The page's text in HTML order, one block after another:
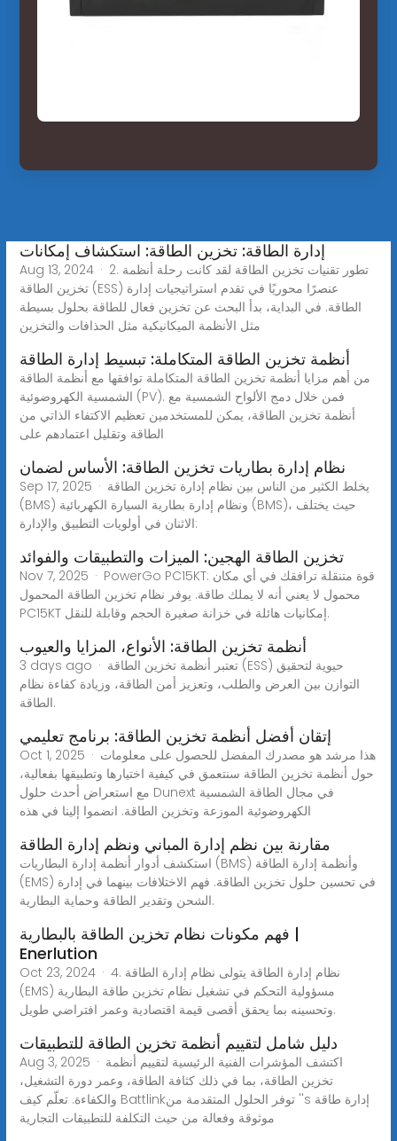
إدارة الطاقة: تخزين الطاقة: استكشاف إمكانات
Aug 13, 2024 · 2. تطور تقنيات تخزين الطاقة لقد كانت رحلة أنظمة
تخزين الطاقة (ESS) عنصرًا محوريًا في تقدم استراتيجيات إدارة
الطاقة. في البداية، بدأ البحث عن تخزين فعال للطاقة بحلول بسيطة
مثل الأنظمة الميكانيكية مثل الحذافات والتخزين
أنظمة تخزين الطاقة المتكاملة: تبسيط إدارة الطاقة
من أهم مزايا أنظمة تخزين الطاقة المتكاملة توافقها مع أنظمة الطاقة
الشمسية الكهروضوئية (PV). فمن خلال دمج الألواح الشمسية مع
أنظمة تخزين الطاقة، يمكن للمستخدمين تعظيم الاكتفاء الذاتي من
الطاقة وتقليل اعتمادهم على
نظام إدارة بطاريات تخزين الطاقة: الأساس لضمان
Sep 17, 2025 · يخلط الكثير من الناس بين نظام إدارة تخزين الطاقة
(BMS) ونظام إدارة بطارية السيارة الكهربائية (BMS)، حيث يختلف
الاثنان في أولويات التطبيق والإدارة:
تخزين الطاقة الهجين: الميزات والتطبيقات والفوائد
Nov 7, 2025 · PowerGo PC15KT: قوة متنقلة ترافقك في أي مكان
محمول لا يعني أنه لا يملك طاقة. يوفر نظام تخزين الطاقة المحمول
PC15KT إمكانيات هائلة في خزانة صغيرة الحجم وقابلة للنقل.
أنظمة تخزين الطاقة: الأنواع، المزايا والعيوب
3 days ago · تعتبر أنظمة تخزين الطاقة (ESS) حيوية لتحقيق
التوازن بين العرض والطلب، وتعزيز أمن الطاقة، وزيادة كفاءة نظام
الطاقة.
إتقان أفضل أنظمة تخزين الطاقة: برنامج تعليمي
Oct 1, 2025 · هذا مرشد هو مصدرك المفضل للحصول على معلومات
حول أنظمة تخزين الطاقة سنتعمق في كيفية اختيارها وتطبيقها بفعالية،
مع استعراض أحدث حلول Dunext في مجال الطاقة الشمسية
الكهروضوئية الموزعة وتخزين الطاقة. انضموا إلينا في هذه
مقارنة بين نظم إدارة المباني ونظم إدارة الطاقة
استكشف أدوار أنظمة إدارة البطاريات (BMS) وأنظمة إدارة الطاقة
(EMS) في تحسين حلول تخزين الطاقة. فهم الاختلافات بينهما في إدارة
الشحن وتقدير الطاقة وحماية البطارية.
فهم مكونات نظام تخزين الطاقة بالبطارية |
Enerlution
Oct 23, 2024 · 4. نظام إدارة الطاقة يتولى نظام إدارة الطاقة
(EMS) مسؤولية التحكم في تشغيل نظام تخزين طاقة البطارية
وتحسينه بما يحقق أقصى قيمة اقتصادية وعمر افتراضي طويل.
دليل شامل لتقييم أنظمة تخزين الطاقة للتطبيقات
Aug 3, 2025 · اكتشف المؤشرات الفنية الرئيسية لتقييم أنظمة
تخزين الطاقة، بما في ذلك كثافة الطاقة، وعمر دورة التشغيل،
والكفاءة. تعلّم كيف Battlinkتوفر الحلول المتقدمة من ''s إدارة طاقة
موثوقة وفعالة من حيث التكلفة للتطبيقات التجارية